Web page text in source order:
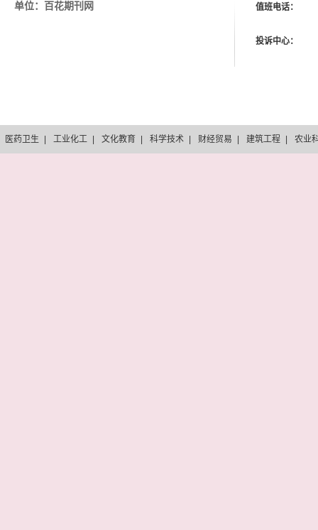
单位：百花期刊网 值班电话：
投诉中心：
医药卫生 工业化工 文化教育 科学技术 财经贸易 建筑工程 农业